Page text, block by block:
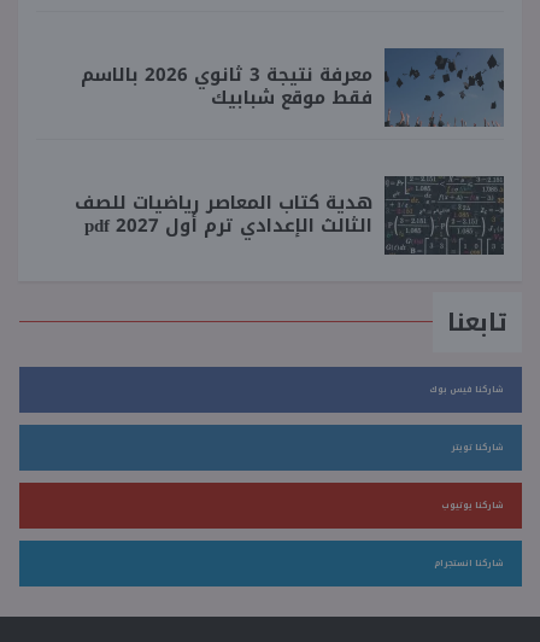
معرفة نتيجة 3 ثانوي 2026 بالاسم
فقط موقع شبابيك
هدية كتاب المعاصر رياضيات للصف
الثالث الإعدادي ترم أول 2027 pdf
تابعنا
شاركنا فيس بوك
شاركنا تويتر
شاركنا يوتيوب
شاركنا انستجرام